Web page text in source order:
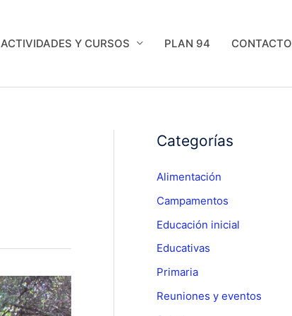
ACTIVIDADES Y CURSOS PLAN 94 CONTACTO
Categorías
Alimentación
Campamentos
Educación inicial
Educativas
Primaria
Reuniones y eventos